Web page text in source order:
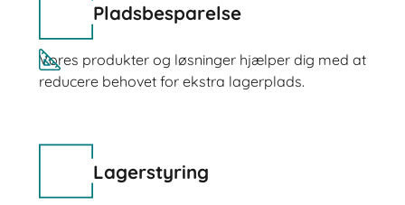
Pladsbesparelse
Vores produkter og løsninger hjælper dig med at
reducere behovet for ekstra lagerplads.
Lagerstyring